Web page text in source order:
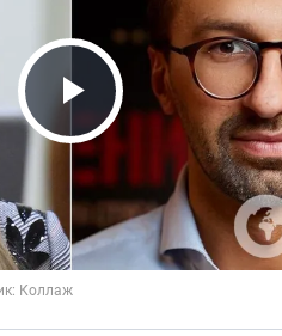
Play Video